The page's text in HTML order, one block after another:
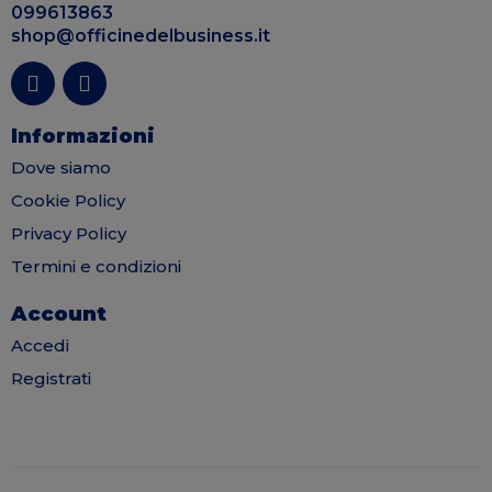
099613863
shop@officinedelbusiness.it
Informazioni
Dove siamo
Cookie Policy
Privacy Policy
Termini e condizioni
Account
Accedi
Registrati